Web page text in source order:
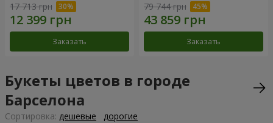
17 713 грн
Заказать
79 744 грн
Заказать
Букеты цветов в городе
Барселона
Cортировка: дешевые дорогие